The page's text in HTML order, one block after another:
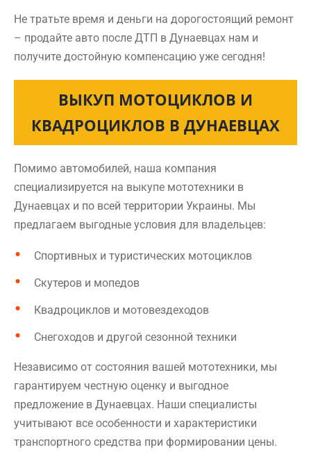
Не тратьте время и деньги на дорогостоящий ремонт
– продайте авто после ДТП в Дунаевцах нам и
получите достойную компенсацию уже сегодня!
ВЫКУП МОТОЦИКЛОВ И
КВАДРОЦИКЛОВ В ДУНАЕВЦАХ
Помимо автомобилей, наша компания
специализируется на выкупе мототехники в
Дунаевцах и по всей территории Украины. Мы
предлагаем выгодные условия для владельцев:
Спортивных и туристических мотоциклов
Скутеров и мопедов
Квадроциклов и мотовездеходов
Снегоходов и другой сезонной техники
Независимо от состояния вашей мототехники, мы
гарантируем честную оценку и выгодное
предложение в Дунаевцах. Наши специалисты
учитывают все особенности и характеристики
транспортного средства при формировании цены.